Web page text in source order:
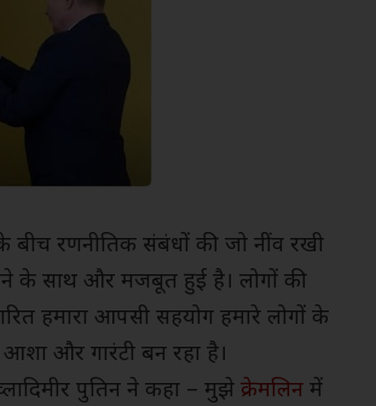
बीच रणनीतिक संबंधों की जो नींव रखी
के साथ और मजबूत हुई है। लोगों की
हमारा आपसी सहयोग हमारे लोगों के
और गारंटी बन रहा है।
व्लादिमीर पुतिन ने कहा – मुझे क्रेमलिन में